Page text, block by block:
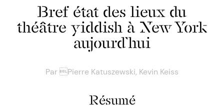
Bref état des lieux du
théâtre yiddish à New York
aujourd’hui
ParPierre Katuszewski, Kevin Keiss
Résumé